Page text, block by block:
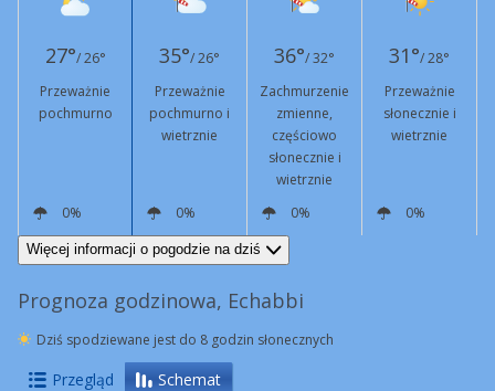
27°/ 26° 35°/ 26° 36°/ 32° 31°/ 28°
Przeważnie
pochmurno
Przeważnie
pochmurno i
wietrznie
Zachmurzenie
zmienne,
częściowo
słonecznie i
wietrznie
Przeważnie
słonecznie i
wietrznie
0% 0% 0%
0%
W
4 km/h NW
11 km/h
Podmuchy
42 km/h
Więcej informacji o pogodzie na dziś
Prognoza godzinowa, Echabbi
Dziś spodziewane jest do 8 godzin słonecznych
Przegląd Schemat